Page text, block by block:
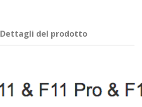
Dettagli del prodotto